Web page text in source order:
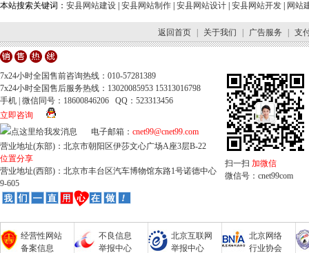
本站搜索关键词： 安县网站建设 安县网站制作 安县网站设计 安县网站开发 网站
返回首页 关于我们 广告服务 支
7x24小时全国售前咨询热线：010-57281389
7x24小时全国售后服务热线：13020085953 15313016798
手机 | 微信同号：18600846206 QQ：523313456
立即咨询
电子邮箱： cnet99@cnet99.com
营业地址(东部)：北京市朝阳区伊莎文心广场A座3层B-22
位置分享
营业地址(西部)：北京市丰台区汽车博物馆东路1号诺德中心
9-605
扫一扫 加微信
微信号：cnet99com
经营性网站
备案信息
不良信息
举报中心
北京互联网
举报中心
北京网络
行业协会